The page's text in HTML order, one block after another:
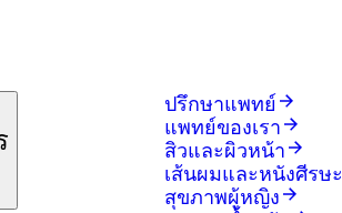
ปรึกษาแพทย์
แพทย์ของเรา
สิวและผิวหน้า
เส้นผมและหนังศีรษะ
สุขภาพผู้หญิง